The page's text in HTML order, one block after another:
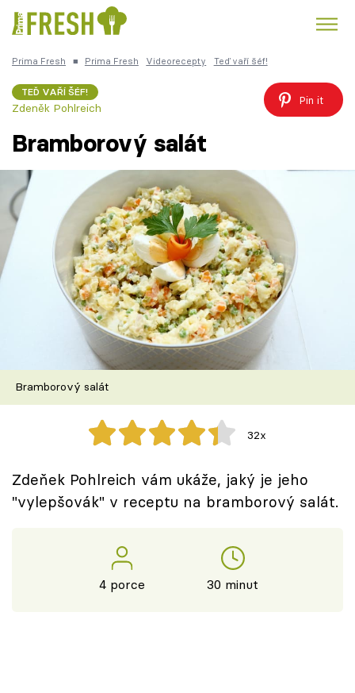
Česká kuchyně
Témata
Recepty
Články
TV Program
Škola vaření
Recepty z TV
Speciál: Cuketa
Těhotnej kuchař
Přihlášení
Prima Fresh ■ Prima Fresh Videorecepty Teď vaří šéf!
TEĎ VAŘÍ ŠÉF!
Zdeněk Pohlreich
Pin it
Bramborový salát
Bramborový salát
32x
Zdeňek Pohlreich vám ukáže, jaký je jeho
"vylepšovák" v receptu na bramborový salát.
4 porce 30 minut